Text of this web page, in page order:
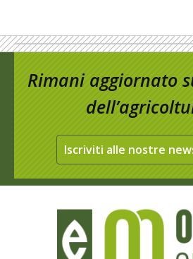
Rimani aggiornato
Iscriviti alle nostre